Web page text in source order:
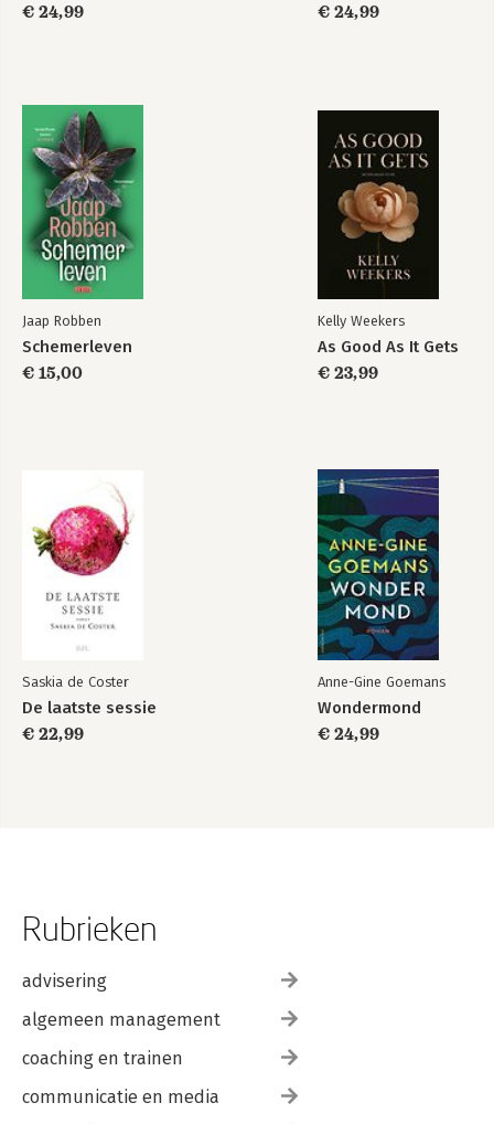
€ 24,99 € 24,99
Jaap Robben
Schemerleven
€ 15,00
Kelly Weekers
As Good As It Gets
€ 23,99
Saskia de Coster
De laatste sessie
€ 22,99
Anne-Gine Goemans
Wondermond
€ 24,99
Rubrieken
advisering
algemeen management
coaching en trainen
communicatie en media